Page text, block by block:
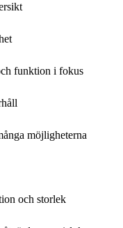
funktion i fokus
möjligheterna
och storlek